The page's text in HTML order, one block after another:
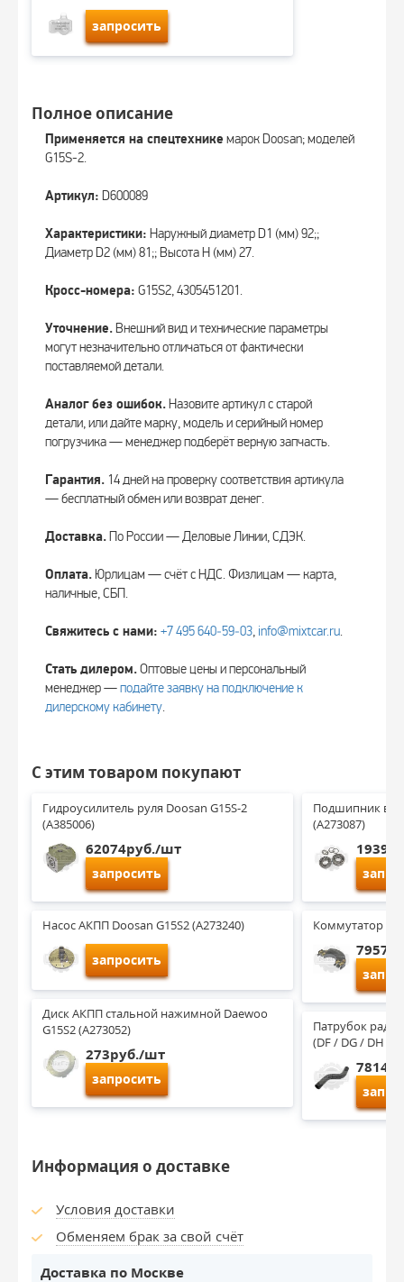
запросить
Полное описание
Применяется на спецтехнике марок Doosan; моделей
G15S-2.
Артикул: D600089
Характеристики: Наружный диаметр D1 (мм) 92;;
Диаметр D2 (мм) 81;; Высота H (мм) 27.
Кросс-номера: G15S2, 4305451201.
Уточнение.Внешний вид и технические параметры
могут незначительно отличаться от фактически
поставляемой детали.
Аналог без ошибок.Назовите артикул с старой
детали, или дайте марку, модель и серийный номер
погрузчика — менеджер подберёт верную запчасть.
Гарантия. 14 дней на проверку соответствия артикула
— бесплатный обмен или возврат денег.
Доставка.По России — Деловые Линии, СДЭК.
Оплата. Юрлицам — счёт с НДС. Физлицам — карта,
наличные, СБП.
Свяжитесь с нами: +7 495 640‑59‑03, info@mixtcar.ru.
Стать дилером.Оптовые цены и персональный
менеджер —подайте заявку на подключение к
дилерскому кабинету.
С этим товаром покупают
Гидроусилитель руля Doosan G15S-2
(A385006)
62074руб./шт
запросить
Насос АКПП Doosan G15S2 (A273240)
запросить
Диск АКПП стальной нажимной Daewoo
G15S2 (A273052)
273руб./шт
запросить
Подшипник
(A273087)
Коммутатор
Патрубок
(DF / DG / DH /
Информация о доставке
Условия доставки
Обменяем брак за свой счёт
Доставка по Москве